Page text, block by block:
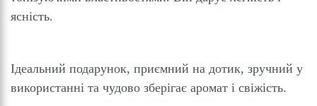
ясність.
Ідеальний подарунок, приємний на дотик, зручний у
використанні та чудово зберігає аромат і свіжість.